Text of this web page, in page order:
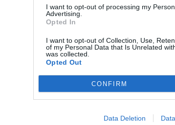
I want to opt-out of processing my
Advertising.
Opted In
I want to opt-out of Collection, Use,
of my Personal Data that Is Unrelated
was collected.
Opted Out
CONFIRM
Data Deletion